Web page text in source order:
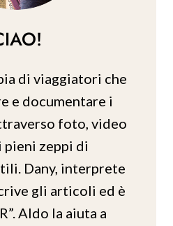
di viaggiatori che
e documentare i
foto, video
zeppi di
Dany, interprete
gli articoli ed è
Aldo la aiuta a